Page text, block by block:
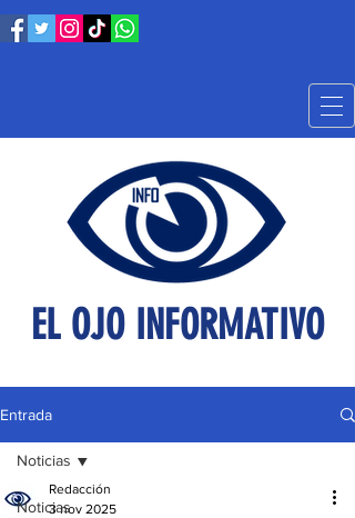
EL OJO INFORMATIVO
Entrada
Noticias
Noticias
Redacción
3 nov 2025